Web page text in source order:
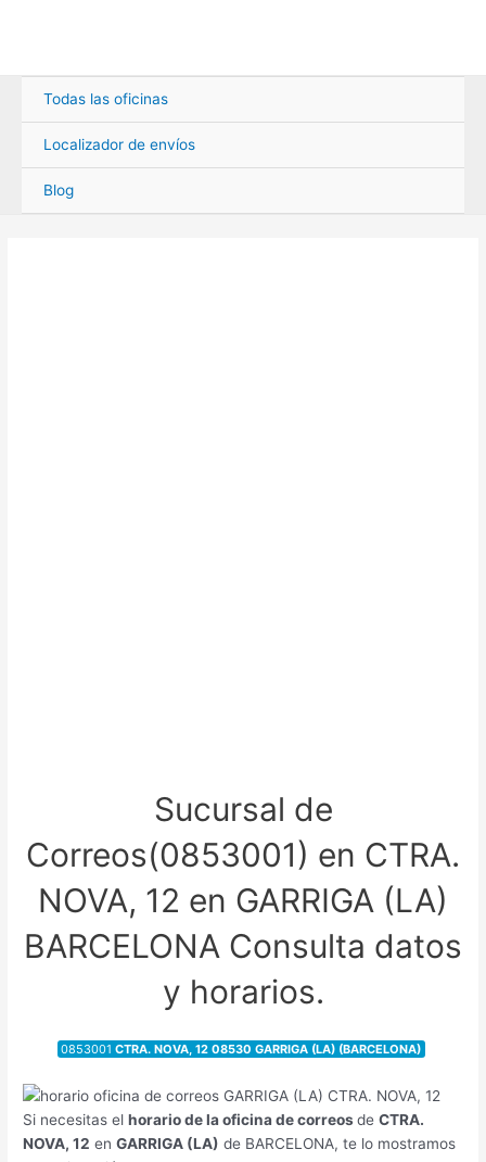
Todas las oficinas
Localizador de envíos
Blog
Sucursal de
Correos(0853001) en CTRA.
NOVA, 12 en GARRIGA (LA)
BARCELONA Consulta datos
y horarios.
0853001CTRA. NOVA, 12 08530 GARRIGA (LA) (BARCELONA)
Si necesitas elhorario de la oficina de correosdeCTRA.
NOVA, 12 enGARRIGA (LA) de BARCELONA, te lo mostramos